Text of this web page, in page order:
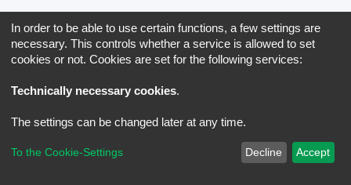
In order to be able to use certain functions, a few settings are
necessary. This controls whether a service is allowed to set
cookies or not. Cookies are set for the following services:
Technically necessary cookies.
The settings can be changed later at any time.
To the Cookie-Settings Decline Accept